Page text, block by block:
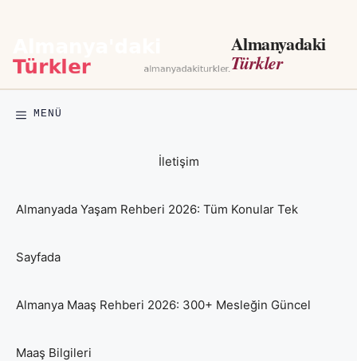
Almanyadaki
Türkler
MENÜ
İletişim
Almanyada Yaşam Rehberi 2026: Tüm Konular Tek
Sayfada
Almanya Maaş Rehberi 2026: 300+ Mesleğin Güncel
Maaş Bilgileri